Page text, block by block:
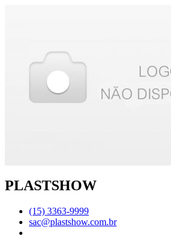
PLASTSHOW
(15) 3363-9999
sac@plastshow.com.br